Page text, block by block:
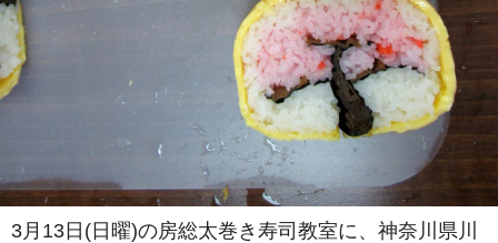
あ
り
ま
す。
は
3月13日(日曜)の房総太巻き寿司教室に、神奈川県川